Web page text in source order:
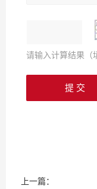
请输入计算结果（
上一篇：